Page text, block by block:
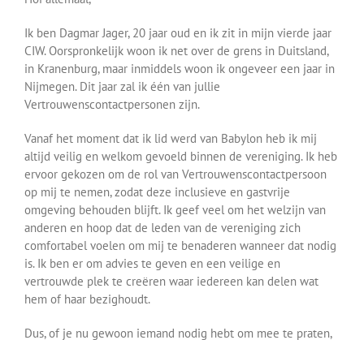
Ik ben Dagmar Jager, 20 jaar oud en ik zit in mijn vierde jaar
CIW. Oorspronkelijk woon ik net over de grens in Duitsland,
in Kranenburg, maar inmiddels woon ik ongeveer een jaar in
Nijmegen. Dit jaar zal ik één van jullie
Vertrouwenscontactpersonen zijn.
Vanaf het moment dat ik lid werd van Babylon heb ik mij
altijd veilig en welkom gevoeld binnen de vereniging. Ik heb
ervoor gekozen om de rol van Vertrouwenscontactpersoon
op mij te nemen, zodat deze inclusieve en gastvrije
omgeving behouden blijft. Ik geef veel om het welzijn van
anderen en hoop dat de leden van de vereniging zich
comfortabel voelen om mij te benaderen wanneer dat nodig
is. Ik ben er om advies te geven en een veilige en
vertrouwde plek te creëren waar iedereen kan delen wat
hem of haar bezighoudt.
Dus, of je nu gewoon iemand nodig hebt om mee te praten,